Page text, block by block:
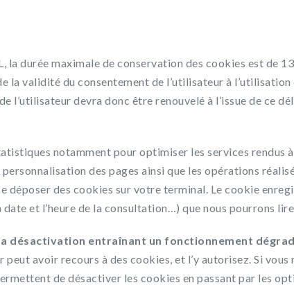
durée maximale de conservation des cookies est de
la validité du consentement de l’utilisateur à l’utilisation
l’utilisateur devra donc être renouvelé à l’issue de ce
notamment pour optimiser les services rendus
des pages ainsi que les opérations
déposer des cookies sur votre terminal. Le cookie
date et l’heure de la consultation…) que nous pourrons
désactivation entraînant un fonctionnement
avoir recours à des cookies, et l’y autorisez. Si
de désactiver les cookies en passant par les